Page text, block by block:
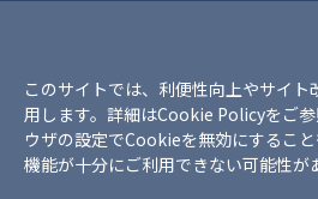
SNS利用ガイドライン
サイトマップ
このサイトでは、利便性向上やサイ
用します。詳細はCookie Policyをご参
ウザの設定でCookieを無効にするこ
機能が十分にご利用できない可能性が